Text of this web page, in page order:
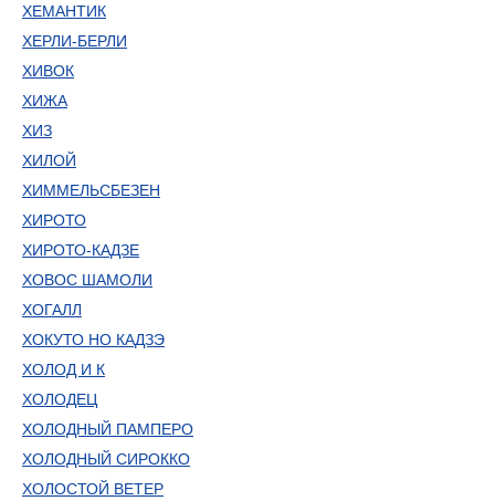
ХЕМАНТИК
ХЕРЛИ-БЕРЛИ
ХИВОК
ХИЖА
ХИЗ
ХИЛОЙ
ХИММЕЛЬСБЕЗЕН
ХИРОТО
ХИРОТО-КАДЗЕ
ХОВОС ШАМОЛИ
ХОГАЛЛ
ХОКУТО НО КАДЗЭ
ХОЛОД И К
ХОЛОДЕЦ
ХОЛОДНЫЙ ПАМПЕРО
ХОЛОДНЫЙ СИРОККО
ХОЛОСТОЙ ВЕТЕР